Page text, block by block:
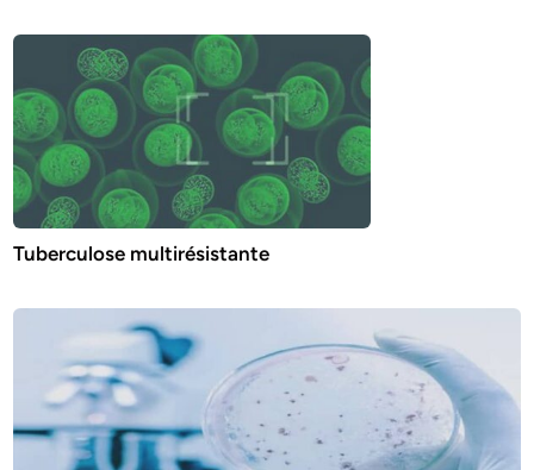
Tuberculose multirésistante